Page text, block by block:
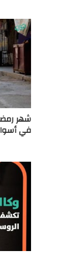
شهر
في